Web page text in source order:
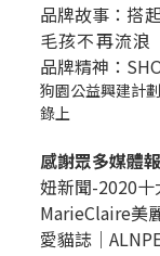
品牌故事： 搭
毛孩不再流浪
品牌精神：
狗園公益興建計
錄上
感謝眾多媒體
妞新聞-2020
MarieClaire美
愛貓誌｜